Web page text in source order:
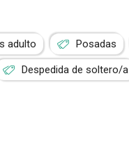
adulto Posadas
Despedida de soltero/a